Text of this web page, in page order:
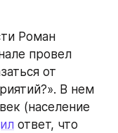
Роман
от
В нем
(население